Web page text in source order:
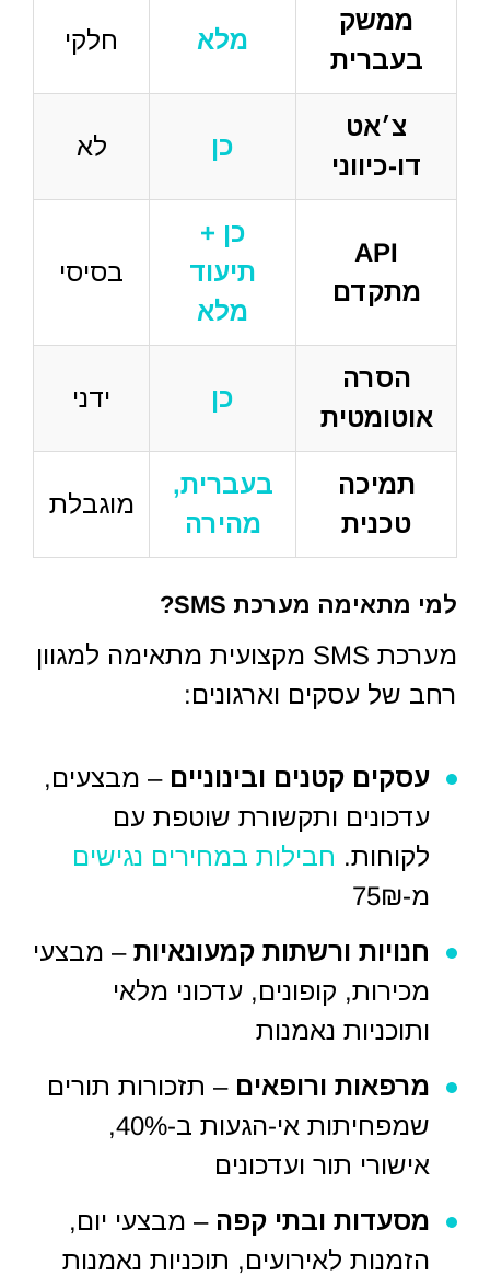
ממשק
בעברית
מלא חלקי
צ׳אט
דו-כיווני
כן לא
API
מתקדם
כן +
תיעוד
מלא
בסיסי
הסרה
אוטומטית
כן ידני
תמיכה
טכנית
בעברית,
מהירה
מוגבלת
למי מתאימה מערכת SMS?
מערכת SMS מקצועית מתאימה למגוון
רחב של עסקים וארגונים:
עסקים קטנים ובינוניים – מבצעים,
עדכונים ותקשורת שוטפת עם
לקוחות. חבילות במחירים נגישים
מ-75₪
חנויות ורשתות קמעונאיות – מבצעי
מכירות, קופונים, עדכוני מלאי
ותוכניות נאמנות
מרפאות ורופאים – תזכורות תורים
שמפחיתות אי-הגעות ב-40%,
אישורי תור ועדכונים
מסעדות ובתי קפה – מבצעי יום,
הזמנות לאירועים, תוכניות נאמנות